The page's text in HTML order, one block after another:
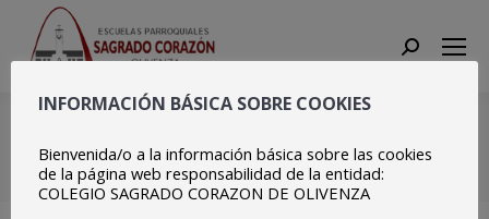
Search:
Estás aquí:
Inicio IMG_6790
INFORMACIÓN BÁSICA SOBRE COOKIES
Bienvenida/o a la información básica sobre las cookies
de la página web responsabilidad de la entidad:
COLEGIO SAGRADO CORAZON DE OLIVENZA